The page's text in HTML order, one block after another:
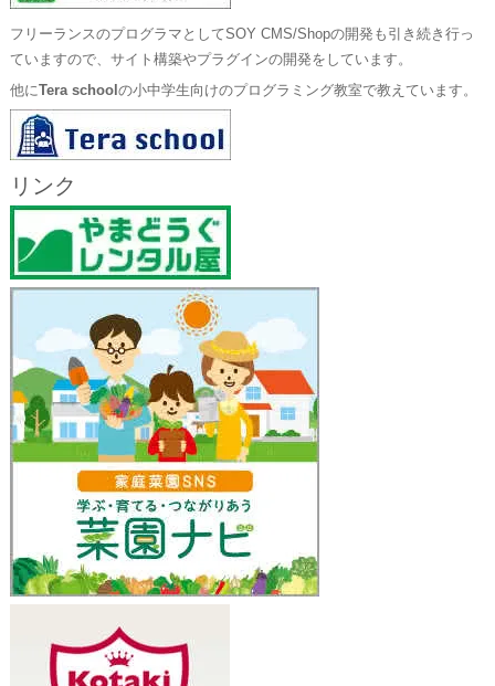
フリーランスのプログラマとしてSOY CMS/Shopの開発も引き続き行っ
ていますので、サイト構築やプラグインの開発をしています。
他にTera school の小中学生向けのプログラミング教室で教えています。
リンク